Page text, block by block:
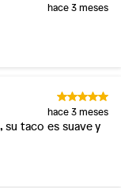
hace 3 meses
hace 3 meses
taco es suave y